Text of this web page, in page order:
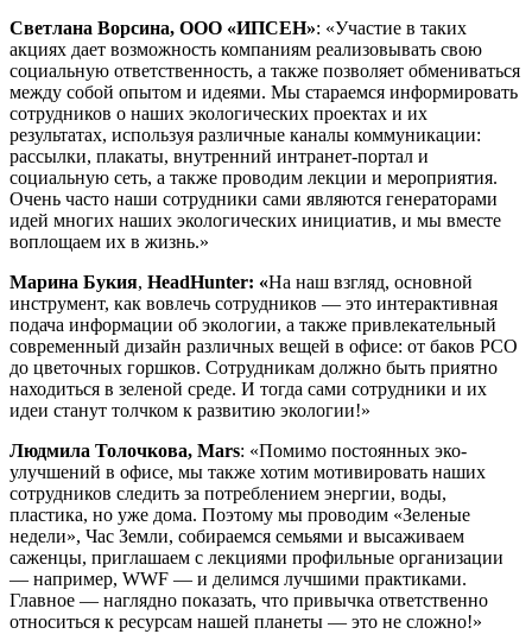
Светлана Ворсина, ООО «ИПСЕН»: «Участие в таких
акциях дает возможность компаниям реализовывать свою
социальную ответственность, а также позволяет обмениваться
между собой опытом и идеями. Мы стараемся информировать
сотрудников о наших экологических проектах и их
результатах, используя различные каналы коммуникации:
рассылки, плакаты, внутренний интранет-портал и
социальную сеть, а также проводим лекции и мероприятия.
Очень часто наши сотрудники сами являются генераторами
идей многих наших экологических инициатив, и мы вместе
воплощаем их в жизнь.»
Марина Букия, HeadHunter: «На наш взгляд, основной
инструмент, как вовлечь сотрудников — это интерактивная
подача информации об экологии, а также привлекательный
современный дизайн различных вещей в офисе: от баков РСО
до цветочных горшков. Сотрудникам должно быть приятно
находиться в зеленой среде. И тогда сами сотрудники и их
идеи станут толчком к развитию экологии!»
Людмила Толочкова, Mars: «Помимо постоянных эко-
улучшений в офисе, мы также хотим мотивировать наших
сотрудников следить за потреблением энергии, воды,
пластика, но уже дома. Поэтому мы проводим «Зеленые
недели», Час Земли, собираемся семьями и высаживаем
саженцы, приглашаем с лекциями профильные организации
— например, WWF — и делимся лучшими практиками.
Главное — наглядно показать, что привычка ответственно
относиться к ресурсам нашей планеты — это не сложно!»